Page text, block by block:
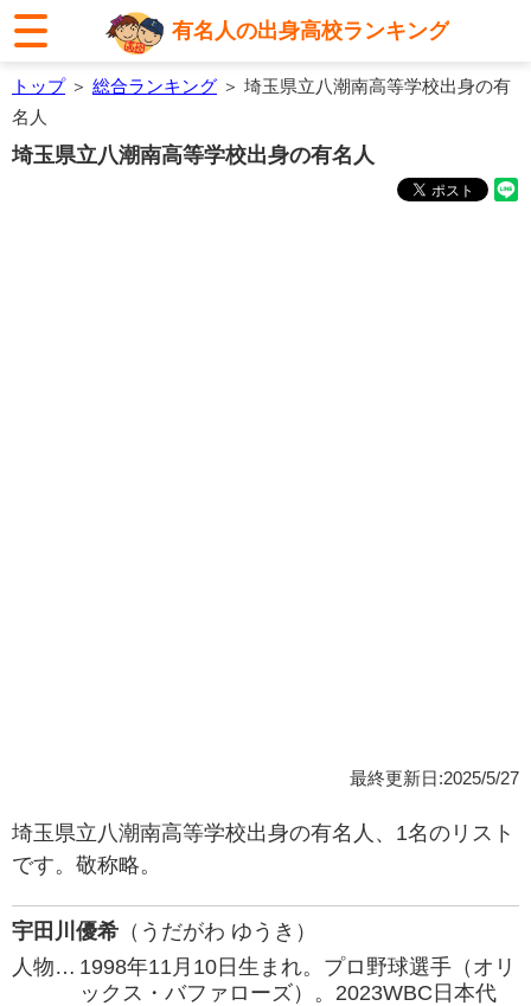
有名人の出身高校ランキング
トップ＞ 総合ランキング ＞ 埼玉県立八潮南高等学校出身の有
名人
埼玉県立八潮南高等学校出身の有名人
最終更新日:2025/5/27
埼玉県立八潮南高等学校出身の有名人、1名のリスト
です。敬称略。
宇田川優希 （うだがわ ゆうき）
人物… 1998年11月10日生まれ。プロ野球選手（オリ
ックス・バファローズ）。2023WBC日本代